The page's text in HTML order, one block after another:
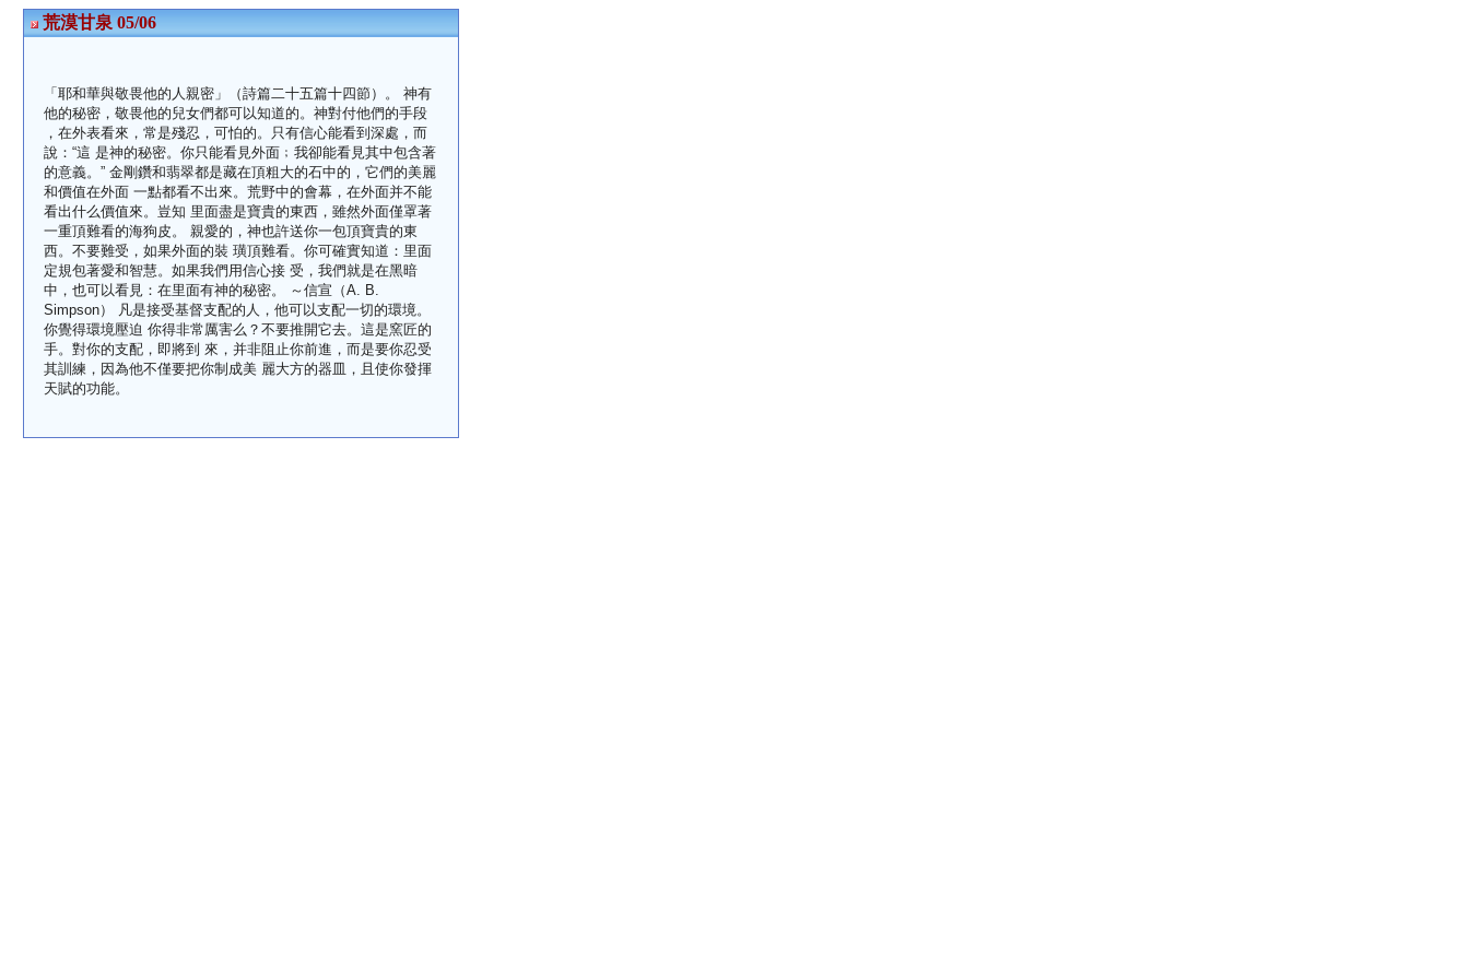
荒漠甘泉 05/06
「耶和華與敬畏他的人親密」（詩篇二十五篇十四節）。 神有
他的秘密，敬畏他的兒女們都可以知道的。神對付他們的手段
，在外表看來，常是殘忍，可怕的。只有信心能看到深處，而
說：“這 是神的秘密。你只能看見外面﹔我卻能看見其中包含著
的意義。” 金剛鑽和翡翠都是藏在頂粗大的石中的，它們的美麗
和價值在外面 一點都看不出來。荒野中的會幕，在外面并不能
看出什么價值來。豈知 里面盡是寶貴的東西，雖然外面僅罩著
一重頂難看的海狗皮。 親愛的，神也許送你一包頂寶貴的東
西。不要難受，如果外面的裝 璜頂難看。你可確實知道：里面
定規包著愛和智慧。如果我們用信心接 受，我們就是在黑暗
中，也可以看見：在里面有神的秘密。 ～信宣（A. B.
Simpson） 凡是接受基督支配的人，他可以支配一切的環境。
你覺得環境壓迫 你得非常厲害么？不要推開它去。這是窯匠的
手。對你的支配，即將到 來，并非阻止你前進，而是要你忍受
其訓練，因為他不僅要把你制成美 麗大方的器皿，且使你發揮
天賦的功能。